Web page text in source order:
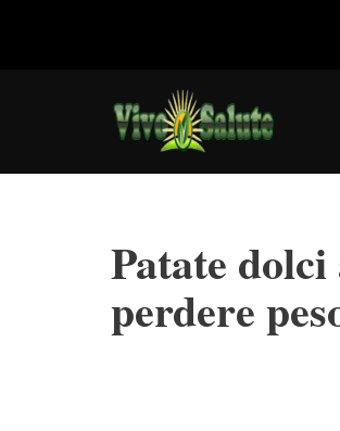
Patate
perdere